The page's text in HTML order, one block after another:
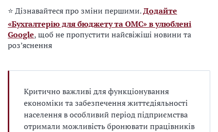
⭐ Дізнавайтеся про зміни першими.Додайте
«Бухгалтерію для бюджету та ОМС» в улюблені
Google, щоб не пропустити найсвіжіші новини та
роз’яснення
Критично важливі для функціонування
економіки та забезпечення життєдіяльності
населення в особливий період підприємства
отримали можливість бронювати працівників